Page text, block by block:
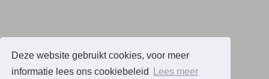
Deze website gebruikt cookies, voor meer
informatie lees ons cookiebeleid
Lees meer